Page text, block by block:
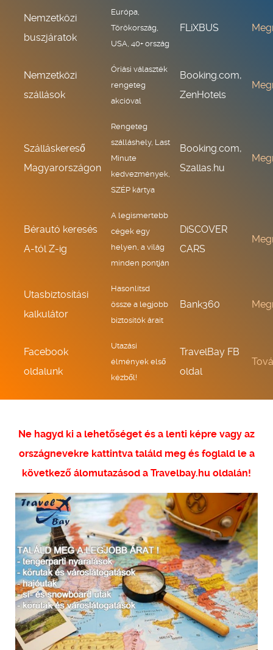
Nemzetközi
buszjáratok
Európa,
Törökország,
USA, 40+ ország
FLiXBUS
Nemzetközi
szállások
Óriási választék
rengeteg
akcióval
Booking.com,
ZenHotels
Szálláskereső
Magyarországon
Rengeteg
szálláshely, Last
Minute
kedvezmények,
SZÉP kártya
Booking.com,
Szallas.hu
Bérautó keresés
A-tól Z-ig
A legismertebb
cégek egy
helyen, a világ
minden pontján
DiSCOVER
CARS
Utasbiztosítási
kalkulátor
Hasonlítsd
össze a legjobb
biztosítók árait
Bank360
Facebook
oldalunk
Utazási
élmények első
kézből!
TravelBay FB
oldal
Ne hagyd ki a lehetőséget és a lenti képre vagy az
országnevekre kattintva találd meg és foglald le a
következő álomutazásod a Travelbay.hu oldalán!